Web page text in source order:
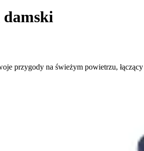
przygody na świeżym powietrzu,